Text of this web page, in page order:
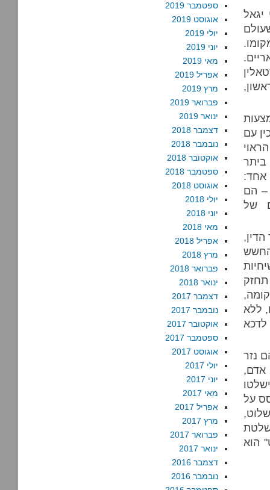
יגאל
עם
ביתר
אחד:
– הם
של
החשש
ללא
נזר
אדם,
על
הוא
ספטמבר 2019
אוגוסט 2019
יולי 2019
יוני 2019
מאי 2019
אפריל 2019
מרץ 2019
פברואר 2019
ינואר 2019
דצמבר 2018
נובמבר 2018
אוקטובר 2018
ספטמבר 2018
אוגוסט 2018
יולי 2018
יוני 2018
מאי 2018
אפריל 2018
מרץ 2018
פברואר 2018
ינואר 2018
דצמבר 2017
נובמבר 2017
אוקטובר 2017
ספטמבר 2017
אוגוסט 2017
יולי 2017
יוני 2017
מאי 2017
אפריל 2017
מרץ 2017
פברואר 2017
ינואר 2017
דצמבר 2016
נובמבר 2016